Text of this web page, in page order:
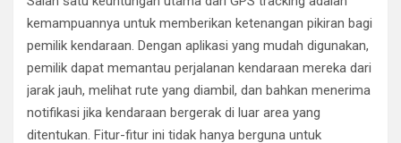
kemampuannya untuk memberikan ketenangan pikiran bagi
pemilik kendaraan. Dengan aplikasi yang mudah digunakan,
pemilik dapat memantau perjalanan kendaraan mereka dari
jarak jauh, melihat rute yang diambil, dan bahkan menerima
notifikasi jika kendaraan bergerak di luar area yang
ditentukan. Fitur-fitur ini tidak hanya berguna untuk